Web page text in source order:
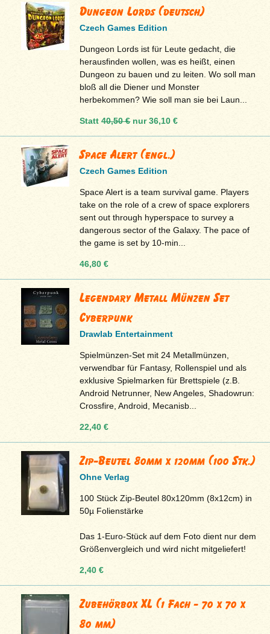
Dungeon Lords (deutsch)
Czech Games Edition
Dungeon Lords ist für Leute gedacht, die
herausfinden wollen, was es heißt, einen
Dungeon zu bauen und zu leiten. Wo soll man
bloß all die Diener und Monster
herbekommen? Wie soll man sie bei Laun...
Statt40,50 €nur36,10 €
Space Alert (engl.)
Czech Games Edition
Space Alert is a team survival game. Players
take on the role of a crew of space explorers
sent out through hyperspace to survey a
dangerous sector of the Galaxy. The pace of
the game is set by 10-min...
46,80 €
Legendary Metall Münzen Set
Cyberpunk
Drawlab Entertainment
Spielmünzen-Set mit 24 Metallmünzen,
verwendbar für Fantasy, Rollenspiel und als
exklusive Spielmarken für Brettspiele (z.B.
Android Netrunner, New Angeles, Shadowrun:
Crossfire, Android, Mecanisb...
22,40 €
Zip-Beutel 80mm x 120mm (100 Stk.)
Ohne Verlag
100 Stück Zip-Beutel 80x120mm (8x12cm) in
50µ Folienstärke
Das 1-Euro-Stück auf dem Foto dient nur dem
Größenvergleich und wird nicht mitgeliefert!
2,40 €
Zubehörbox XL (1 Fach - 70 x 70 x
80 mm)